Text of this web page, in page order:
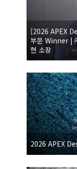
[2026 APEX
부문 Winner |
현 소장
2026 APEX